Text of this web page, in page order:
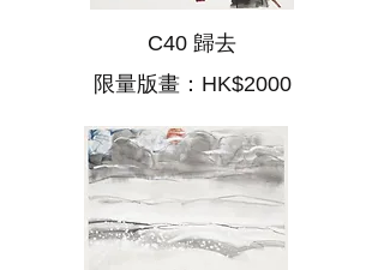
C40 歸去
限量版畫：HK$2000